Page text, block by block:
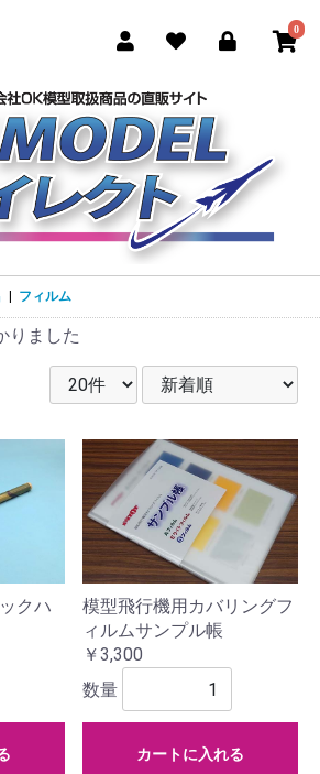
0
フィルム
りました
クハ
模型飛行機用カバリングフ
ィルムサンプル帳
￥3,300
数量
カートに入れる